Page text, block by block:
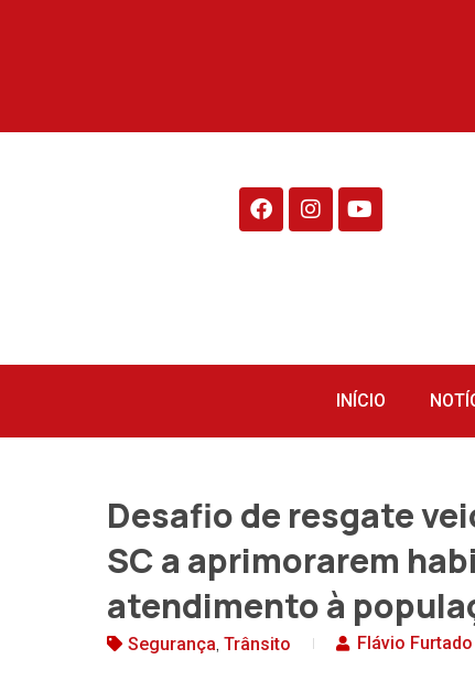
INÍCIO
Desafio de resgate
SC a aprimorarem
atendimento à
Segurança, Trânsito Flávio Furtado